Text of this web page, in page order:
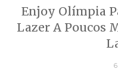
Enjoy Olímpia
Lazer A Poucos